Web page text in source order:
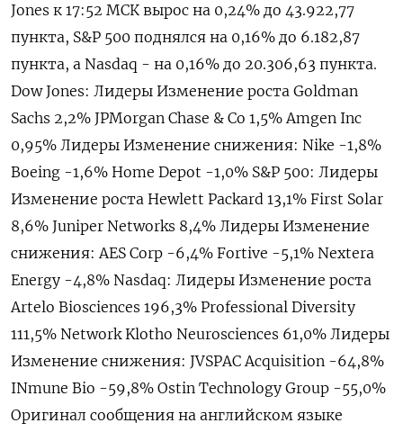
Jones к 17:52 МСК вырос на 0,24% до 43.922,77
пункта, S&P 500 поднялся на 0,16% до 6.182,87​
пункта, а Nasdaq - на 0,16% до 20.306,63 пункта.
Dow Jones: Лидеры Изменение роста Goldman
Sachs 2,2% JPMorgan Chase & Co 1,5% Amgen Inc
0,95% Лидеры Изменение снижения: Nike -1,8%
Boeing -1,6% Home Depot -1,0% S&P 500: Лидеры
Изменение роста Hewlett Packard 13,1% First Solar
8,6% Juniper Networks 8,4% Лидеры Изменение
снижения: AES Corp -6,4% Fortive -5,1% Nextera
Energy -4,8% Nasdaq: Лидеры Изменение роста
Artelo Biosciences 196,3% Professional Diversity
111,5% Network Klotho Neurosciences 61,0% Лидеры
Изменение снижения: JVSPAC Acquisition -64,8%
INmune Bio -59,8% Ostin Technology Group -55,0%
Оригинал сообщения на английском языке